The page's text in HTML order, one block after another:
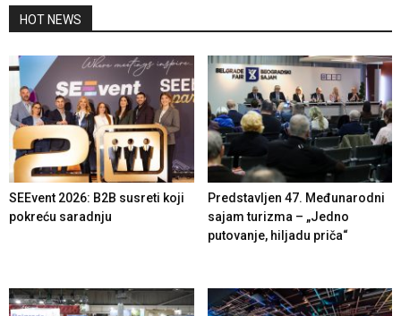
HOT NEWS
SEEvent 2026: B2B susreti koji
pokreću saradnju
Predstavljen 47. Međunarodni
sajam turizma – „Jedno
putovanje, hiljadu priča“